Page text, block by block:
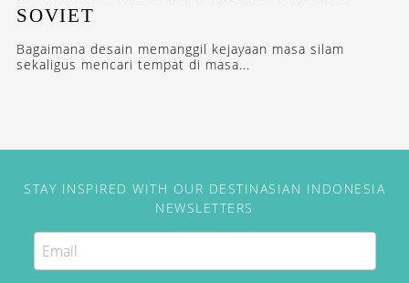
SOVIET
Bagaimana desain memanggil kejayaan masa silam
sekaligus mencari tempat di masa...
STAY INSPIRED WITH OUR DESTINASIAN INDONESIA
NEWSLETTERS